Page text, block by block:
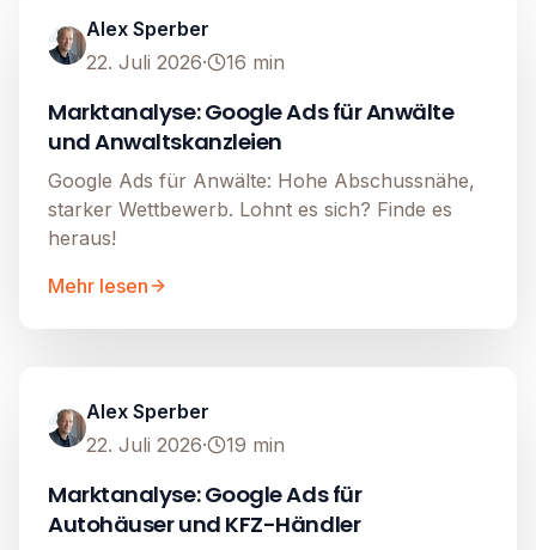
Alex Sperber
22. Juli 2026· 16 min
Marktanalyse: Google Ads für Anwälte
und Anwaltskanzleien
Google Ads für Anwälte: Hohe Abschussnähe,
starker Wettbewerb. Lohnt es sich? Finde es
heraus!
Mehr lesen
Alex Sperber
22. Juli 2026· 19 min
Marktanalyse: Google Ads für
Autohäuser und KFZ-Händler